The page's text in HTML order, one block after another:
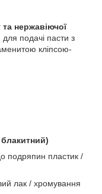
та нержавіючої
подачі пасти з
кліпсою-
подряпин пластик /
лак / хромування